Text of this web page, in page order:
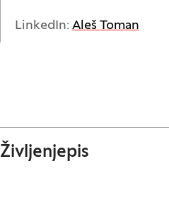
LinkedIn: Aleš Toman
Življenjepis